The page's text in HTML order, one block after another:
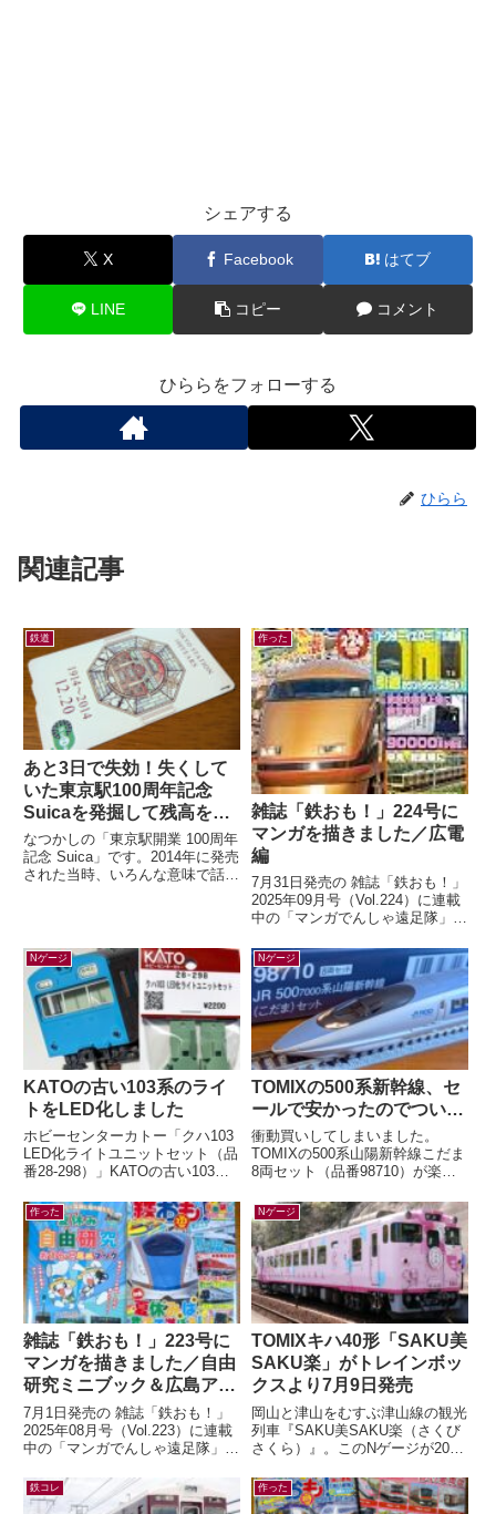
シェアする
X Facebook はてブ
LINE コピー コメント
ひららをフォローする
ひらら
関連記事
鉄道
あと3日で失効！失くして
いた東京駅100周年記念
Suicaを発掘して残高を確
認したら…
なつかしの「東京駅開業 100周年
記念 Suica」です。2014年に発売
された当時、いろんな意味で話題
作った
雑誌「鉄おも！」224号に
マンガを描きました／広電
編
7月31日発売の 雑誌「鉄おも！」
2025年09月号（Vol.224）に連載
中の「マンガでんしゃ遠足隊」最
の路面電車で いくぜ！広...
Nゲージ
KATOの古い103系のライ
トをLED化しました
ホビーセンターカトー「クハ103
LED化ライトユニットセット（品
番28-298）」KATOの古い103系
2026年5月末に発売...
Nゲージ
TOMIXの500系新幹線、セ
ールで安かったのでつい…
衝動買いしてしまいました。
TOMIXの500系山陽新幹線こだま
8両セット（品番98710）が楽天
うぞ買うぞと思っていたのに「今
は...
作った
雑誌「鉄おも！」223号に
マンガを描きました／自由
研究ミニブック＆広島アス
トラムライン編
7月1日発売の 雑誌「鉄おも！」
2025年08月号（Vol.223）に連載
中の「マンガでんしゃ遠足隊」最
トラムラインにのって広島お...
Nゲージ
TOMIXキハ40形「SAKU美
SAKU楽」がトレインボッ
クスより7月9日発売
岡山と津山をむすぶ津山線の観光
列車『SAKU美SAKU楽（さくび
さくら）』。このNゲージが2026
ックスにて限定販売されます...
鉄コレ 作った